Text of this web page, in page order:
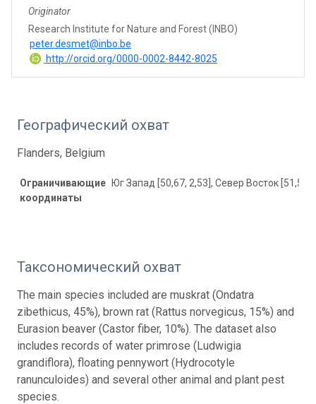
Originator
Research Institute for Nature and Forest (INBO)
peter.desmet@inbo.be
http://orcid.org/0000-0002-8442-8025
Географический охват
Flanders, Belgium
Ограничивающие
координаты
Юг Запад [50,67, 2,53], Север Восток [51,51,
Таксономический охват
The main species included are muskrat (Ondatra
zibethicus, 45%), brown rat (Rattus norvegicus, 15%) and
Eurasion beaver (Castor fiber, 10%). The dataset also
includes records of water primrose (Ludwigia
grandiflora), floating pennywort (Hydrocotyle
ranunculoides) and several other animal and plant pest
species.